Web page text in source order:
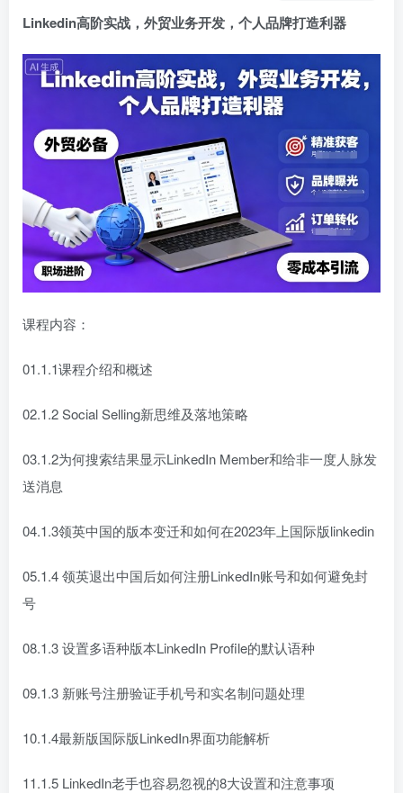
软件 Linux软件 Android软件
Linkedin高阶实战，外贸业务开发，个人品牌打造利器
课程内容：
01.1.1课程介绍和概述
02.1.2 Social Selling新思维及落地策略
03.1.2为何搜索结果显示LinkedIn Member和给非一度人脉发
送消息
04.1.3领英中国的版本变迁和如何在2023年上国际版linkedin
05.1.4 领英退出中国后如何注册LinkedIn账号和如何避免封
号
08.1.3 设置多语种版本LinkedIn Profile的默认语种
09.1.3 新账号注册验证手机号和实名制问题处理
10.1.4最新版国际版LinkedIn界面功能解析
11.1.5 LinkedIn老手也容易忽视的8大设置和注意事项